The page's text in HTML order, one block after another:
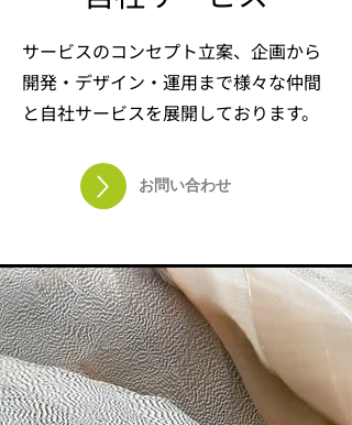
サービスのコンセプト立案、企画から
開発・デザイン・運用まで様々な仲間
と自社サービスを展開しております。
お問い合わせ